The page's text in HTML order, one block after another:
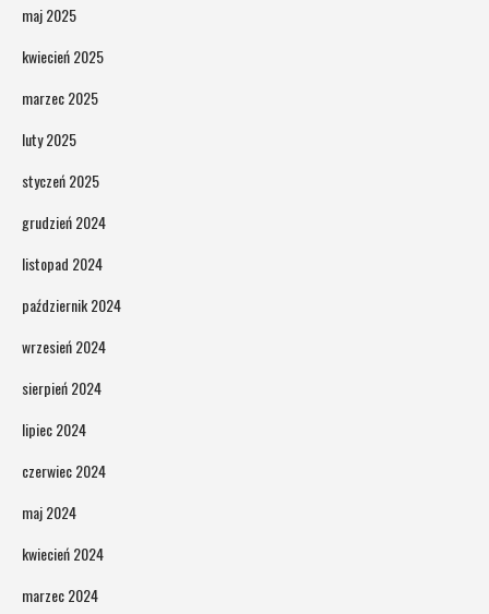
maj 2025
kwiecień 2025
marzec 2025
luty 2025
styczeń 2025
grudzień 2024
listopad 2024
październik 2024
wrzesień 2024
sierpień 2024
lipiec 2024
czerwiec 2024
maj 2024
kwiecień 2024
marzec 2024